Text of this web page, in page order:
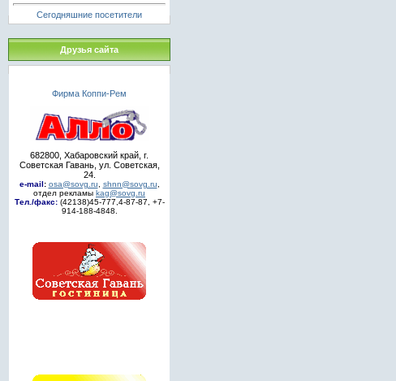
Сегодняшние посетители
Друзья сайта
Фирма Коппи-Рем
682800, Хабаровский край, г.
Советская Гавань, ул. Советская,
24.
e-mail: osa@sovg.ru shnn@sovg.ru
отдел рекламы kag@sovg.ru
Тел./факс:(42138)45-777,4-87-87, +7-
914-188-4848.